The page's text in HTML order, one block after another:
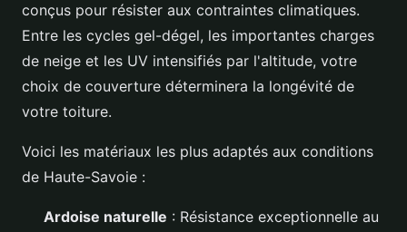
conçus pour résister aux contraintes climatiques.
Entre les cycles gel-dégel, les importantes charges
de neige et les UV intensifiés par l'altitude, votre
choix de couverture déterminera la longévité de
votre toiture.
Voici les matériaux les plus adaptés aux conditions
de Haute-Savoie :
Ardoise naturelle : Résistance exceptionnelle au